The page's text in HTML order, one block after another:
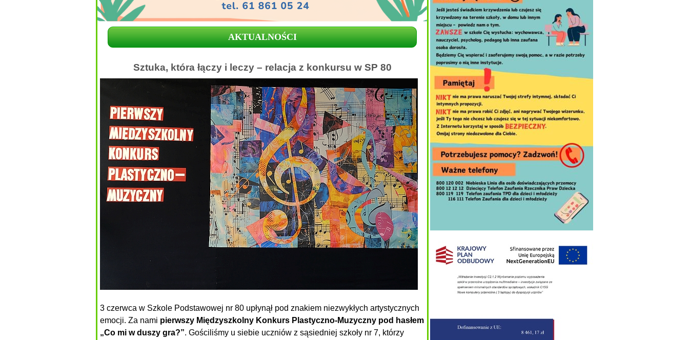
AKTUALNOŚCI
Sztuka, która łączy i leczy – relacja z konkursu w SP 80
3 czerwca w Szkole Podstawowej nr 80 upłynął pod znakiem niezwykłych artystycznych
emocji. Za nami pierwszy Międzyszkolny Konkurs Plastyczno-Muzyczny pod hasłem
„Co mi w duszy gra?”. Gościliśmy u siebie uczniów z sąsiedniej szkoły nr 7, którzy